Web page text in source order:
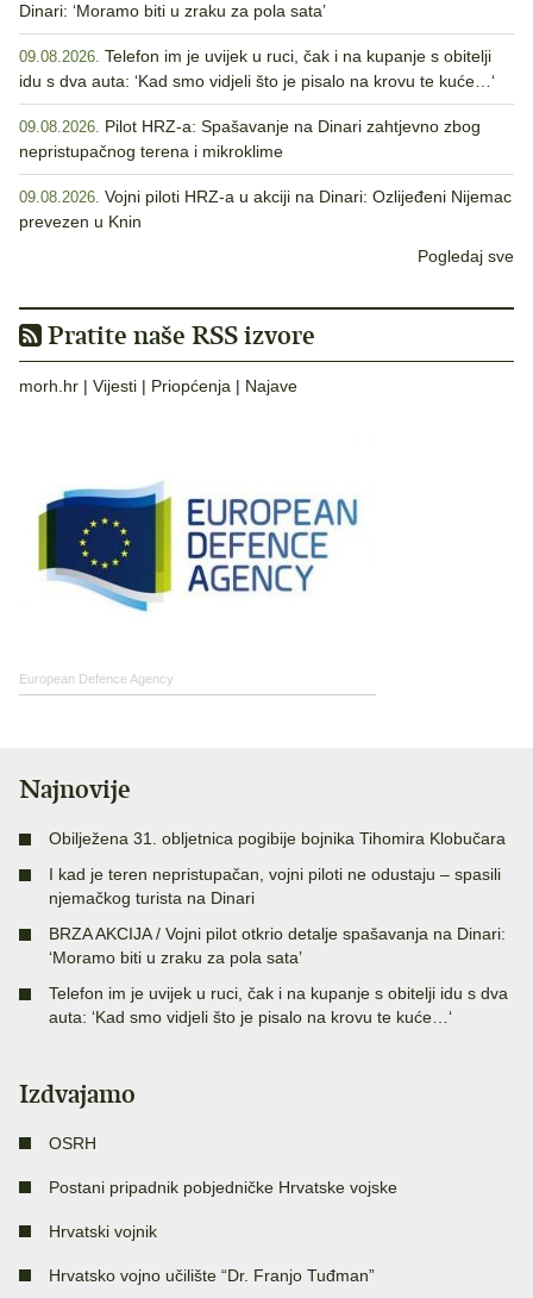
Dinari: ‘Moramo biti u zraku za pola sata’
09.08.2026. Telefon im je uvijek u ruci, čak i na kupanje s obitelji
idu s dva auta: ‘Kad smo vidjeli što je pisalo na krovu te kuće…‘
09.08.2026. Pilot HRZ-a: Spašavanje na Dinari zahtjevno zbog
nepristupačnog terena i mikroklime
09.08.2026. Vojni piloti HRZ-a u akciji na Dinari: Ozlijeđeni Nijemac
prevezen u Knin
Pogledaj sve
Pratite naše RSS izvore
morh.hr | Vijesti | Priopćenja | Najave
European Defence Agency
Najnovije
Obilježena 31. obljetnica pogibije bojnika Tihomira Klobučara
I kad je teren nepristupačan, vojni piloti ne odustaju – spasili
njemačkog turista na Dinari
BRZA AKCIJA / Vojni pilot otkrio detalje spašavanja na Dinari:
‘Moramo biti u zraku za pola sata’
Telefon im je uvijek u ruci, čak i na kupanje s obitelji idu s dva
auta: ‘Kad smo vidjeli što je pisalo na krovu te kuće…‘
Izdvajamo
OSRH
Postani pripadnik pobjedničke Hrvatske vojske
Hrvatski vojnik
Hrvatsko vojno učilište “Dr. Franjo Tuđman”